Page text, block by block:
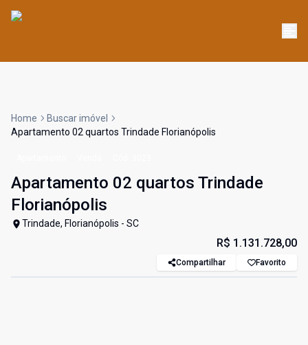
Home
Buscar imóvel
Apartamento 02 quartos Trindade Florianópolis
Apartamento 02 quartos Trindade
Florianópolis
Trindade, Florianópolis - SC
R$ 1.131.728,00
Compartilhar Favorito